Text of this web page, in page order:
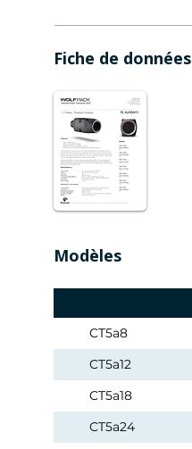
Fiche de données
Modèles
CT5a8
CT5a12
CT5a18
CT5a24